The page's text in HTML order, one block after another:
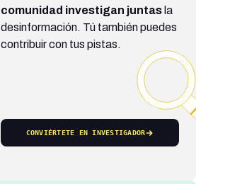
comunidad investigan juntasla
desinformación. Tú también puedes
contribuir con tus pistas.
CONVIÉRTETE EN INVESTIGADOR